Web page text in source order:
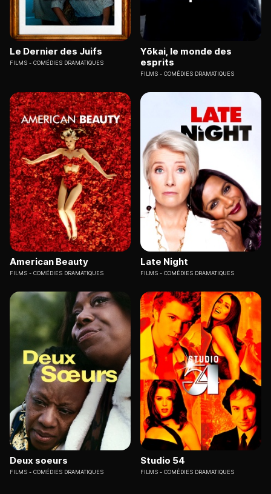
Le Dernier des Juifs
FILMS COMÉDIES DRAMATIQUES
Yōkai, le monde des
esprits
FILMS COMÉDIES DRAMATIQUES
American Beauty
FILMS COMÉDIES DRAMATIQUES
Late Night
FILMS COMÉDIES DRAMATIQUES
Deux soeurs
FILMS COMÉDIES DRAMATIQUES
Studio 54
FILMS COMÉDIES DRAMATIQUES